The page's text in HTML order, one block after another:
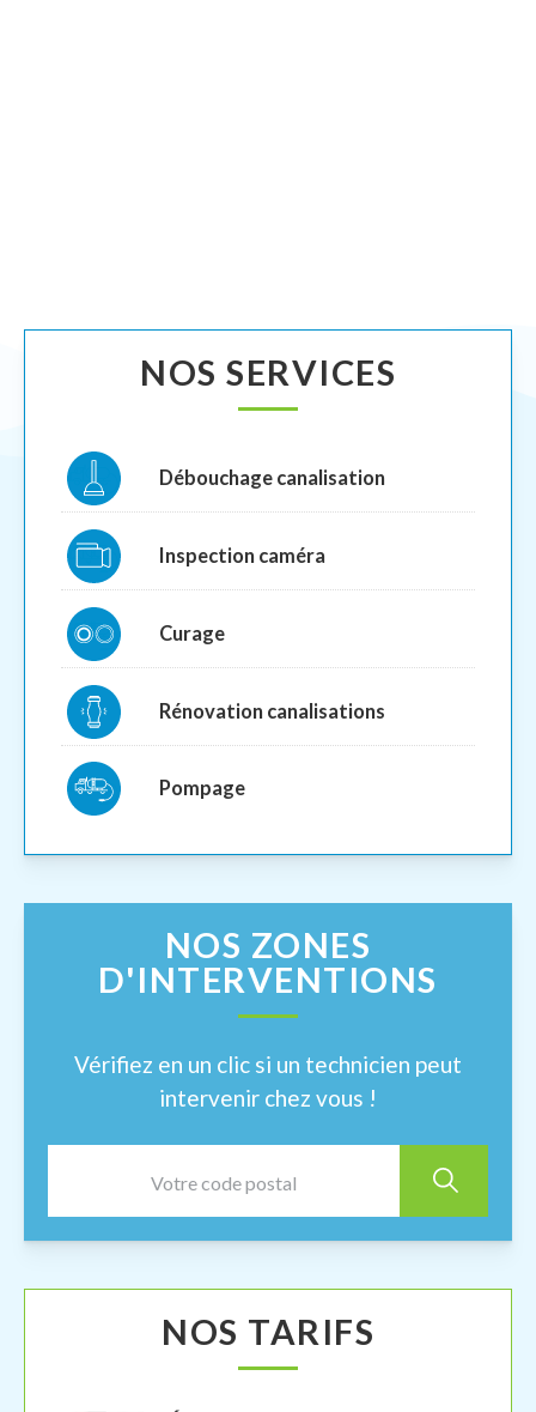
NOS SERVICES
Débouchage canalisation
Inspection caméra
Curage
Rénovation canalisations
Pompage
NOS ZONES
D'INTERVENTIONS
Vérifiez en un clic si un technicien peut
intervenir chez vous !
NOS TARIFS